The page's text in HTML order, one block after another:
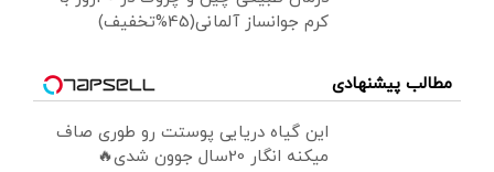
کرم جوانساز آلمانی(45%تخفیف)
مطالب پیشنهادی
این گیاه دریایی پوستت رو طوری صاف
میکنه انگار 20سال جوون شدی🔥